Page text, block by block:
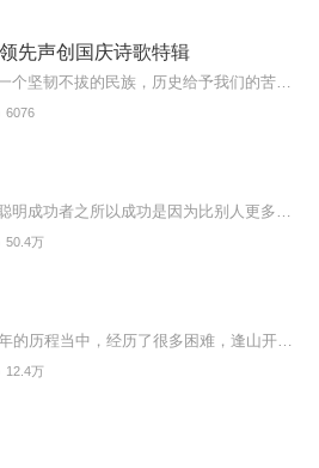
先声创国庆诗歌特辑
6076
50.4万
12.4万